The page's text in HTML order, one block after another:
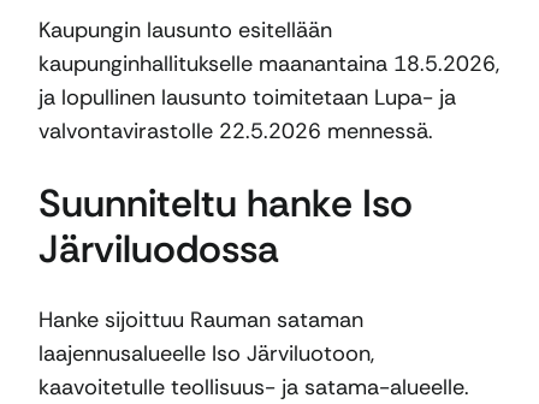
Kaupungin lausunto esitellään
kaupunginhallitukselle maanantaina 18.5.2026,
ja lopullinen lausunto toimitetaan Lupa- ja
valvontavirastolle 22.5.2026 mennessä.
Suunniteltu hanke Iso
Järviluodossa
Hanke sijoittuu Rauman sataman
laajennusalueelle Iso Järviluotoon,
kaavoitetulle teollisuus- ja satama-alueelle.